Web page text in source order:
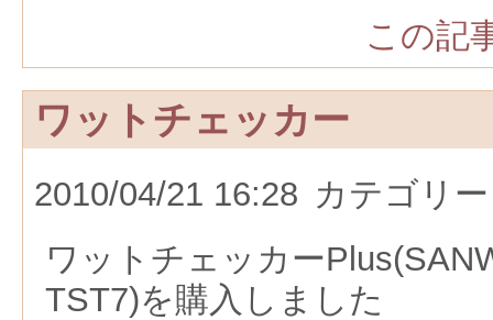
この記
ワットチェッカー
2010/04/21 16:28 カテゴリ
ワットチェッカー
TST7)を購入しました